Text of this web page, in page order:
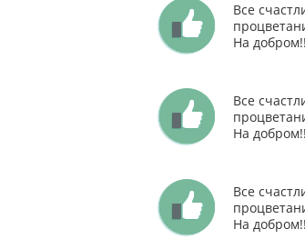
Все
На добром!!
Все
На добром!!
Все
На